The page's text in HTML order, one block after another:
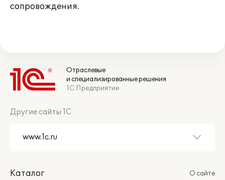
сопровождения.
Отраслевые
и специализированные решения
1С:Предприятие
Другие сайты 1С
Каталог
О сайте